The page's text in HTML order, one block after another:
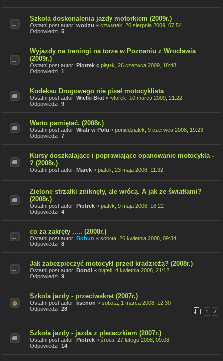
Szkoła doskonalenia jazdy motorkiem (2009r.)
Ostatni post autor: wodzu « czwartek, 20 sierpnia 2009, 07:54
Odpowiedzi: 5
Wyjazdy na treningi na torze w Poznaniu z Wrocławia
(2009r.)
Ostatni post autor: Piotrek « piątek, 26 czerwca 2009, 18:48
Odpowiedzi: 1
Kodeksu Drogowego nie pisał motocyklista
Ostatni post autor: Wielki Brat « wtorek, 10 marca 2009, 21:22
Odpowiedzi: 9
Warto pamiętać. (2008r.)
Ostatni post autor: Wiatr w Polu « poniedziałek, 9 czerwca 2008, 19:23
Odpowiedzi: 7
Kursy doszkalające i poprawiające opanowanie motocykla -
? (2008r.)
Ostatni post autor: Marek « piątek, 23 maja 2008, 11:32
Zielone strzałki zniknęły, ale wrócą. A jak ze światłami?
(2008r.)
Ostatni post autor: Piotrek « piątek, 9 maja 2008, 16:22
Odpowiedzi: 4
co za zakręty ..... (2008r.)
Ostatni post autor: Bohun « sobota, 26 kwietnia 2008, 09:34
Odpowiedzi: 8
Jak zabezpieczyć motocykl przed kradzieżą? (2008r.)
Ostatni post autor: Bondi « piątek, 4 kwietnia 2008, 21:12
Odpowiedzi: 9
Szkola jazdy - przeciwskręt (2007r.)
Ostatni post autor: ksenon « sobota, 1 marca 2008, 12:30
Odpowiedzi: 28 1 2
Szkoła jazdy - jazda z plecaczkiem (2007r.)
Ostatni post autor: Piotrek « środa, 27 lutego 2008, 09:08
Odpowiedzi: 14